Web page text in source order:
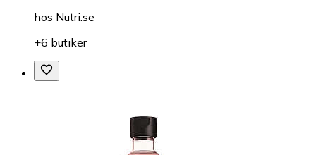
hos Nutri.se
+6 butiker